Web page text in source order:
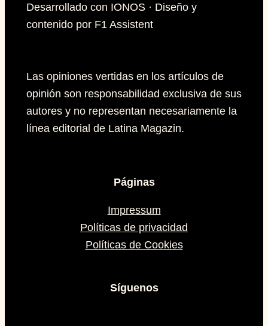
Desarrollado con IONOS · Diseño y
contenido por F1 Assistent
Las opiniones vertidas en los artículos de
opinión son responsabilidad exclusiva de sus
autores y no representan necesariamente la
línea editorial de Latina Magazin.
Páginas
Impressum
Políticas de privacidad
Políticas de Cookies
Síguenos